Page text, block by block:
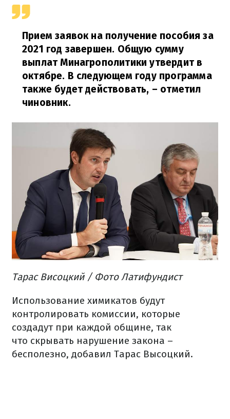
Прием заявок на получение пособия за
2021 год завершен. Общую сумму
выплат Минагрополитики утвердит в
октябре. В следующем году программа
также будет действовать, – отметил
чиновник.
Тарас Висоцкий / Фото Латифундист
Использование химикатов будут
контролировать комиссии, которые
создадут при каждой общине, так
что скрывать нарушение закона –
бесполезно, добавил Тарас Высоцкий.